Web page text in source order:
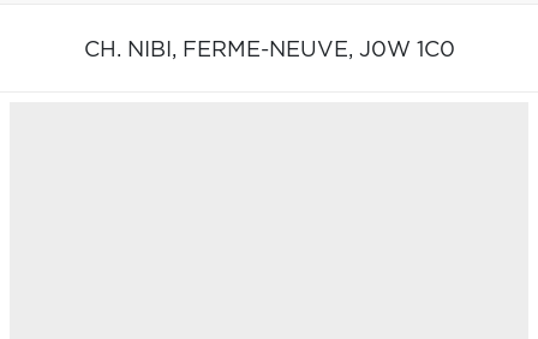
CH. NIBI, FERME-NEUVE, J0W 1C0